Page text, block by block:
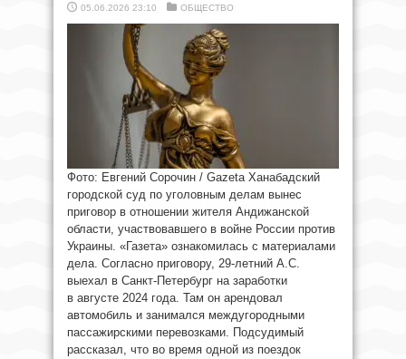
05.06.2026 23:10 ОБЩЕСТВО
Фото: Евгений Сорочин / Gazeta Ханабадский
городской суд по уголовным делам вынес
приговор в отношении жителя Андижанской
области, участвовавшего в войне России против
Украины. «Газета» ознакомилась с материалами
дела. Согласно приговору, 29-летний А.С.
выехал в Санкт-Петербург на заработки
в августе 2024 года. Там он арендовал
автомобиль и занимался междугородными
пассажирскими перевозками. Подсудимый
рассказал, что во время одной из поездок